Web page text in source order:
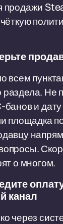
продажи
всем
Не
банов и
площадка
о многом.
канал
через